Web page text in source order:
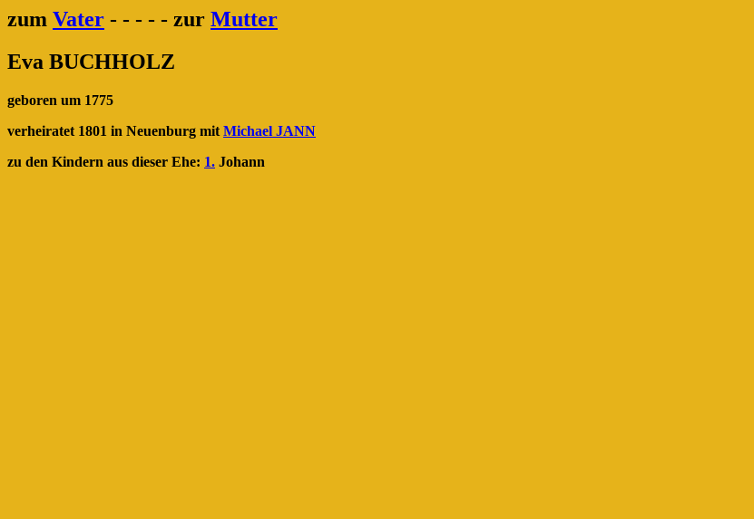
zum Vater - - - - - zur Mutter
Eva BUCHHOLZ
geboren um 1775
verheiratet 1801 in Neuenburg mit Michael JANN
zu den Kindern aus dieser Ehe: 1. Johann